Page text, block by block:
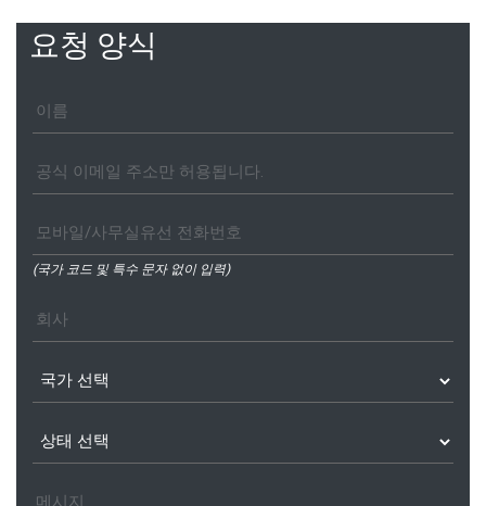
요청 양식
(국가 코드 및 특수 문자 없이 입력)